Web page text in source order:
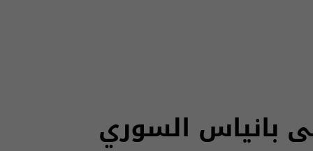
بانياس السوري